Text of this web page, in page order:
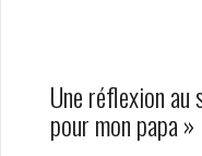
Une réflexion au
pour mon papa»